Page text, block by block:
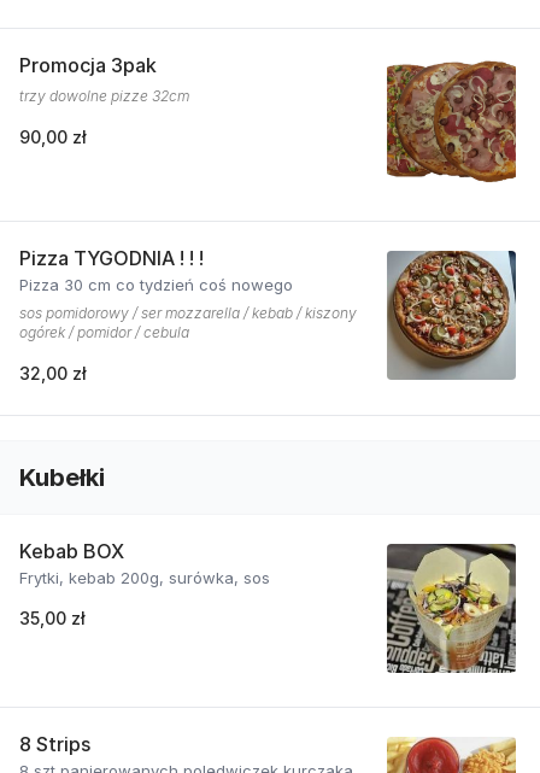
Promocja 3pak
trzy dowolne pizze 32cm
90,00 zł
Pizza TYGODNIA ! ! !
Pizza 30 cm co tydzień coś nowego
sos pomidorowy / ser mozzarella / kebab / kiszony
ogórek / pomidor / cebula
32,00 zł
Kubełki
Kebab BOX
Frytki, kebab 200g, surówka, sos
35,00 zł
8 Strips